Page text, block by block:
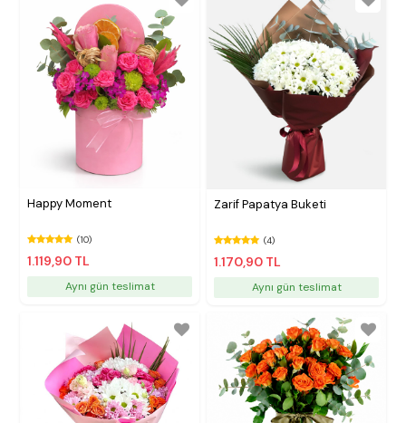
Happy Moment
(10)
1.119,90 TL
Aynı gün teslimat
Zarif Papatya Buketi
(4)
1.170,90 TL
Aynı gün teslimat